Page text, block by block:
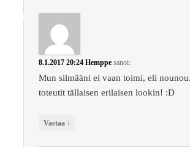
8.1.2017 20:24 Hemppe sanoi:
Mun silmääni ei vaan toimi, eli
toteutit tällaisen erilaisen lookin! :D
Vastaa ↓